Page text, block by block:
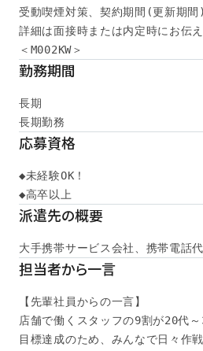
受動喫煙対策、契約期間(更新期
詳細は面接時または内定時にお伝え
＜M002KW＞
勤務期間
長期
長期勤務
応募資格
◆未経験OK！
◆高卒以上
派遣先の概要
大手携帯サービス会社、携帯電話
担当者から一言
【先輩社員からの一言】
店舗で働くスタッフの9割が20代～
目標達成のため、みんなで日々作